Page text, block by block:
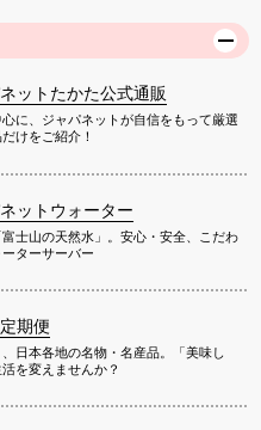
ットたかた公式通販
に、ジャパネットが自信をもって厳選
けをご紹介！
ットウォーター
富士山の天然水」。安心・安全、こだわ
ーターサーバー
期便
日本各地の名物・名産品。「美味し
を変えませんか？